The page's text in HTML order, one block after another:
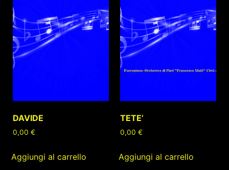
DAVIDE
0,00€
Aggiungi al carrello
TETE’
0,00€
Aggiungi al carrello